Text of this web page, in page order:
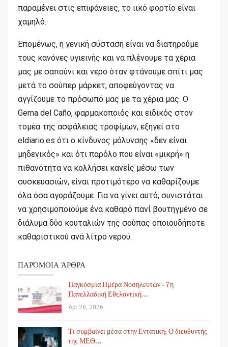
παραμένει στις επιφάνειες, το ιικό φορτίο είναι
χαμηλό.
Επομένως, η γενική σύσταση είναι να διατηρούμε
τους κανόνες υγιεινής και να πλένουμε τα χέρια
μας με σαπούνι και νερό όταν φτάνουμε σπίτι μας
μετά το σούπερ μάρκετ, αποφεύγοντας να
αγγίζουμε το πρόσωπό μας με τα χέρια μας. Ο
Gema del Caño, φαρμακοποιός και ειδικός στον
τομέα της ασφάλειας τροφίμων, εξηγεί στο
eldiario.es ότι ο κίνδυνος μόλυνσης «δεν είναι
μηδενικός» και ότι παρόλο που είναι «μικρή» η
πιθανότητα να κολλήσει κανείς μέσω των
συσκευασιών, είναι προτιμότερο να καθαρίζουμε
όλα όσα αγοράζουμε. Για να γίνει αυτό, συνιστάται
να χρησιμοποιούμε ένα καθαρό πανί βουτηγμένο σε
διάλυμα δύο κουταλιών της σούπας οποιουδήποτε
καθαριστικού ανά λίτρο νερού.
ΠΑΡΌΜΟΙΑ ΆΡΘΡΑ
Παγκόσμια Ημέρα Νοσηλευτών – 7η
Πανελλαδική Εθελοντική…
Apr 28, 2026
Τι συμβαίνει μέσα στην Εντατική; Ο διευθυντής
της ΜΕΘ…